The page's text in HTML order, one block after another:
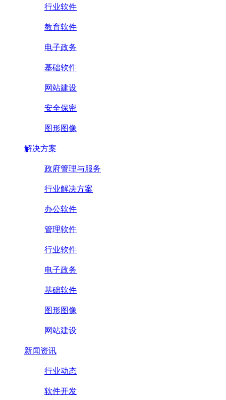
行业软件
教育软件
电子政务
基础软件
网站建设
安全保密
图形图像
解决方案
政府管理与服务
行业解决方案
办公软件
管理软件
行业软件
电子政务
基础软件
图形图像
网站建设
新闻资讯
行业动态
软件开发